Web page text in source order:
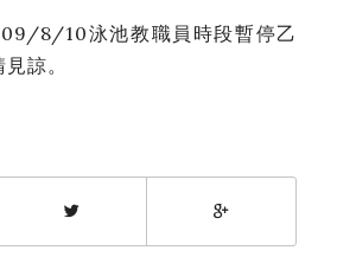
8/10泳池教職員時段暫停乙
諒。